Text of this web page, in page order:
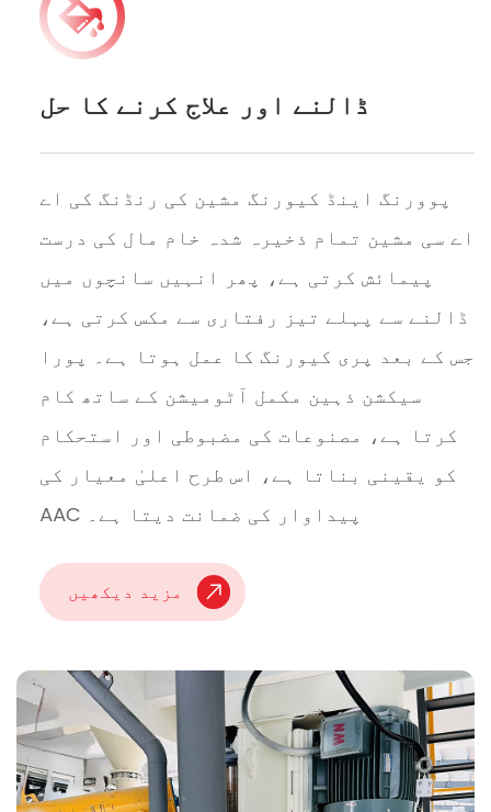
ڈالنے اور علاج کرنے کا حل
پوورنگ اینڈ کیورنگ مشین کی رنڈنگ کی اے
اے سی مشین تمام ذخیرہ شدہ خام مال کی درست
پیمائش کرتی ہے، پھر انہیں سانچوں میں
ڈالنے سے پہلے تیز رفتاری سے مکس کرتی ہے،
جس کے بعد پری کیورنگ کا عمل ہوتا ہے۔ پورا
سیکشن ذہین مکمل آٹومیشن کے ساتھ کام
کرتا ہے، مصنوعات کی مضبوطی اور استحکام
کو یقینی بناتا ہے، اس طرح اعلیٰ معیار کی
AAC پیداوار کی ضمانت دیتا ہے۔
مزید دیکھیں